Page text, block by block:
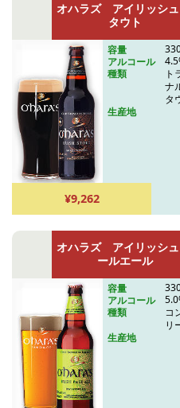
オハラズ アイリッシ
タウト
容量
アルコール
種類
ト
ナ
タ
生産地
¥9,262
オハラズ アイリッシ
ールエール
容量
アルコール
種類
コ
リ
生産地